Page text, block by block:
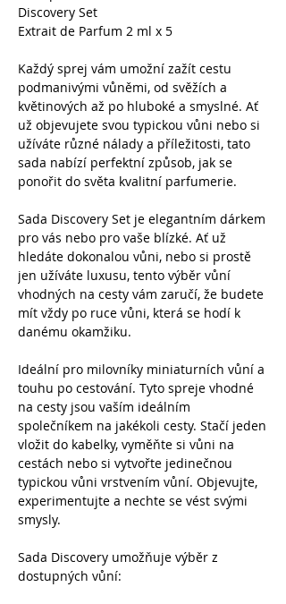
Discovery Set
Extrait de Parfum 2 ml x 5
Každý sprej vám umožní zažít cestu
podmanivými vůněmi, od svěžích a
květinových až po hluboké a smyslné. Ať
už objevujete svou typickou vůni nebo si
užíváte různé nálady a příležitosti, tato
sada nabízí perfektní způsob, jak se
ponořit do světa kvalitní parfumerie.
Sada Discovery Set je elegantním dárkem
pro vás nebo pro vaše blízké. Ať už
hledáte dokonalou vůni, nebo si prostě
jen užíváte luxusu, tento výběr vůní
vhodných na cesty vám zaručí, že budete
mít vždy po ruce vůni, která se hodí k
danému okamžiku.
Ideální pro milovníky miniaturních vůní a
touhu po cestování. Tyto spreje vhodné
na cesty jsou vaším ideálním
společníkem na jakékoli cesty. Stačí jeden
vložit do kabelky, vyměňte si vůni na
cestách nebo si vytvořte jedinečnou
typickou vůni vrstvením vůní. Objevujte,
experimentujte a nechte se vést svými
smysly.
Sada Discovery umožňuje výběr z
dostupných vůní: